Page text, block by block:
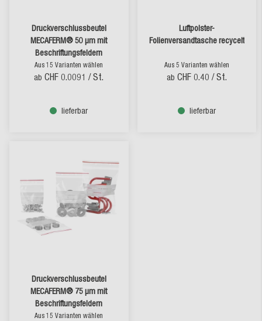
Druckverschlussbeutel
MECAFERM® 50 µm mit
Beschriftungsfeldern
Aus 15 Varianten wählen
ab CHF 0.0091 / St.
lieferbar
Luftpolster-
Folienversandtasche recycelt
Aus 5 Varianten wählen
ab CHF 0.40 / St.
lieferbar
Druckverschlussbeutel
MECAFERM® 75 µm mit
Beschriftungsfeldern
Aus 15 Varianten wählen